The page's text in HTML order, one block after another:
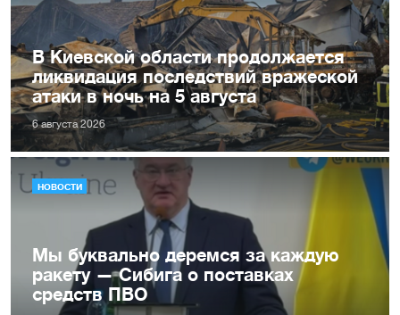
В Киевской области продолжается
ликвидация последствий вражеской
атаки в ночь на 5 августа
6 августа 2026
НОВОСТИ
Мы буквально деремся за каждую
ракету — Сибига о поставках
средств ПВО